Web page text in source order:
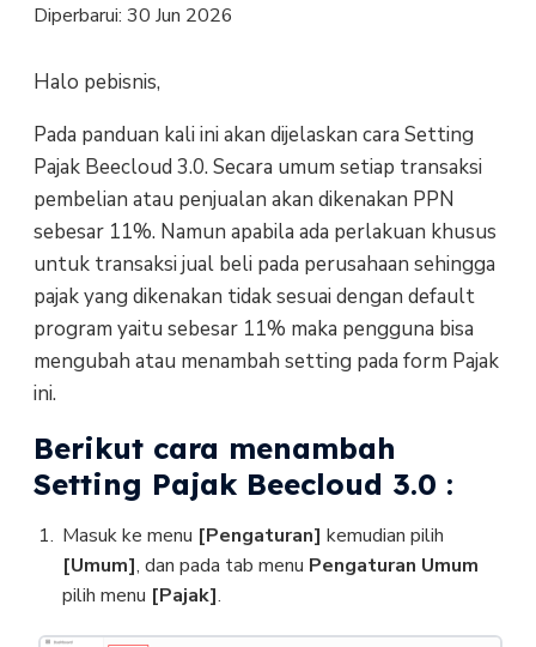
Diperbarui: 30 Jun 2026
Halo pebisnis,
Pada panduan kali ini akan dijelaskan cara Setting
Pajak Beecloud 3.0. Secara umum setiap transaksi
pembelian atau penjualan akan dikenakan PPN
sebesar 11%. Namun apabila ada perlakuan khusus
untuk transaksi jual beli pada perusahaan sehingga
pajak yang dikenakan tidak sesuai dengan default
program yaitu sebesar 11% maka pengguna bisa
mengubah atau menambah setting pada form Pajak
ini.
Berikut cara menambah
Setting Pajak Beecloud 3.0 :
Masuk ke menu [Pengaturan] kemudian pilih
[Umum], dan pada tab menu Pengaturan Umum
pilih menu [Pajak].